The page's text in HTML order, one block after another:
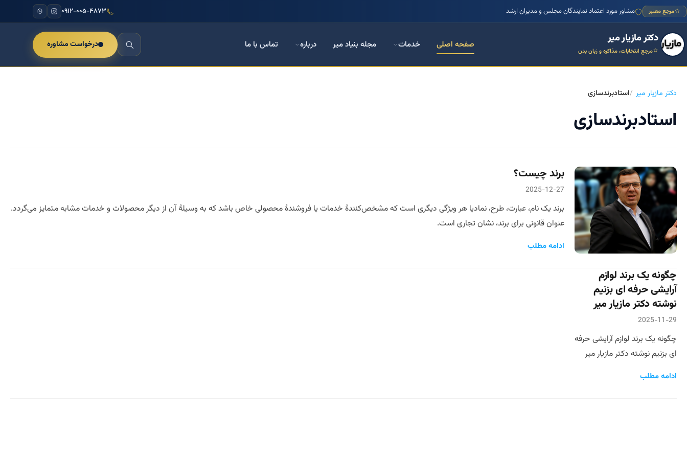
مرجع معتبر مشاور مورد اعتماد نمایندگان مجلس و مدیران ارشد ۰۹۱۲-۰۰۵-۴۸۷۳
دکتر مازیار میر
مرجع انتخابات، مذاکره و زبان بدن
صفحه اصلی خدمات مجله بنیاد میر درباره تماس با ما درخواست مشاوره
دکتر مازیار میر استادبرندسازی
استادبرندسازی
برند چیست؟
2025-12-27
برند یک نام، عبارت، طرح، نمادیا هر ویژگی دیگری است که مشخص‌کنندهٔ خدمات یا فروشندهٔ محصولی خاص باشد که به وسیلهٔ آن از دیگر محصولات و خدمات مشابه متمایز می‌گردد.
عنوان قانونی برای برند، نشان تجاری است.
ادامه مطلب
چگونه یک برند لوازم
آرایشی حرفه ای بزنیم
نوشته دکتر مازیار میر
2025-11-29
چگونه یک برند لوازم آرایشی حرفه
ای بزنیم نوشته دکتر مازیار میر
ادامه مطلب